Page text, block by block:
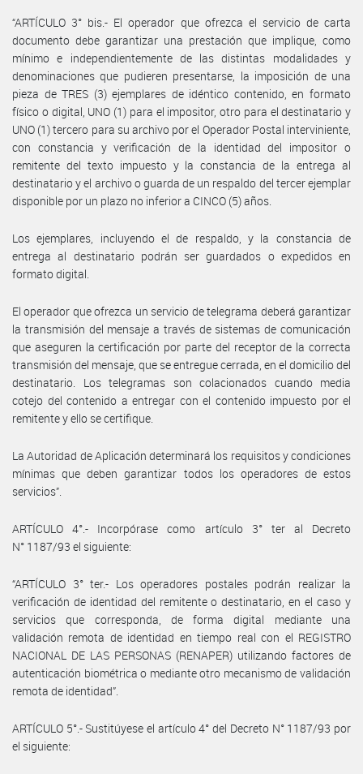
“ARTÍCULO 3° bis.- El operador que ofrezca el servicio de carta
documento debe garantizar una prestación que implique, como
mínimo e independientemente de las distintas modalidades y
denominaciones que pudieren presentarse, la imposición de una
pieza de TRES (3) ejemplares de idéntico contenido, en formato
físico o digital, UNO (1) para el impositor, otro para el destinatario y
UNO (1) tercero para su archivo por el Operador Postal interviniente,
con constancia y verificación de la identidad del impositor o
remitente del texto impuesto y la constancia de la entrega al
destinatario y el archivo o guarda de un respaldo del tercer ejemplar
disponible por un plazo no inferior a CINCO (5) años.
Los ejemplares, incluyendo el de respaldo, y la constancia de
entrega al destinatario podrán ser guardados o expedidos en
formato digital.
El operador que ofrezca un servicio de telegrama deberá garantizar
la transmisión del mensaje a través de sistemas de comunicación
que aseguren la certificación por parte del receptor de la correcta
transmisión del mensaje, que se entregue cerrada, en el domicilio del
destinatario. Los telegramas son colacionados cuando media
cotejo del contenido a entregar con el contenido impuesto por el
remitente y ello se certifique.
La Autoridad de Aplicación determinará los requisitos y condiciones
mínimas que deben garantizar todos los operadores de estos
servicios”.
ARTÍCULO 4°.- Incorpórase como artículo 3° ter al Decreto
N° 1187/93 el siguiente:
“ARTÍCULO 3° ter.- Los operadores postales podrán realizar la
verificación de identidad del remitente o destinatario, en el caso y
servicios que corresponda, de forma digital mediante una
validación remota de identidad en tiempo real con el REGISTRO
NACIONAL DE LAS PERSONAS (RENAPER) utilizando factores de
autenticación biométrica o mediante otro mecanismo de validación
remota de identidad”.
ARTÍCULO 5°.- Sustitúyese el artículo 4° del Decreto N° 1187/93 por
el siguiente: